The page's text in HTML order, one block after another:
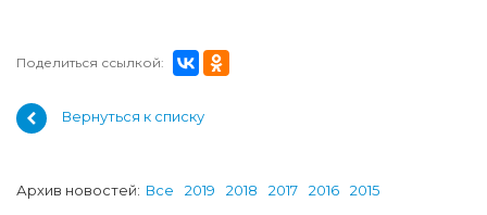
Поделиться ссылкой:
Вернуться к списку
Архив новостей: Все 2019 2018 2017 2016 2015